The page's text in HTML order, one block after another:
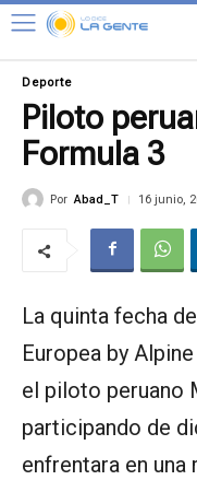
Deporte
Piloto
Formula 3
Por Abad_T 16 junio,
La quinta fecha
Europea by
el piloto peruano
participando de
enfrentara en